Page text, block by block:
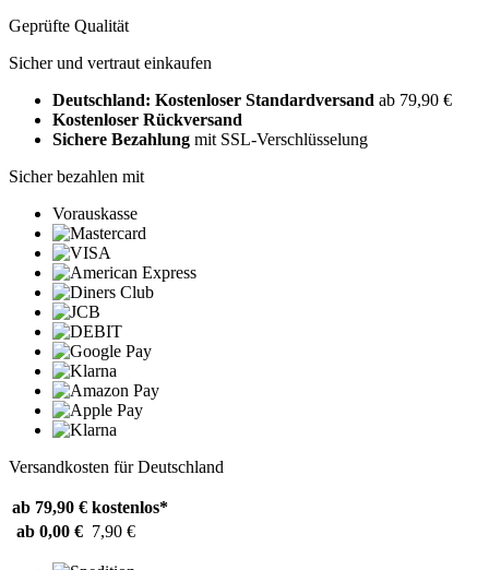
Geprüfte Qualität
Sicher und vertraut einkaufen
Deutschland: Kostenloser Standardversand ab 79,90 €
Kostenloser Rückversand
Sichere Bezahlung mit SSL-Verschlüsselung
Sicher bezahlen mit
Vorauskasse
Versandkosten für Deutschland
ab 79,90 € kostenlos*
ab 0,00 € 7,90 €